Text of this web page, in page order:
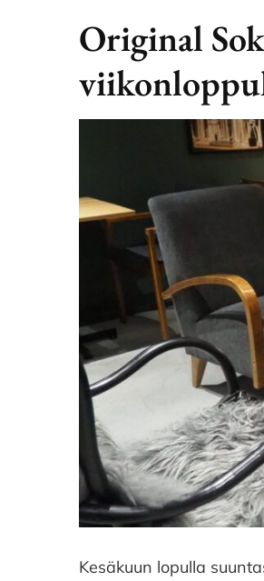
Original
Kesäkuun lopulla